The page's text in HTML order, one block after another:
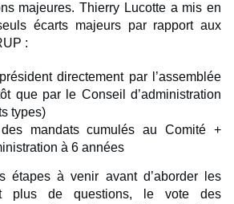
majeures. Thierry Lucotte a mis en
écarts majeurs par rapport aux
:
directement par l’assemblée
que par le Conseil d’administration
types)
mandats cumulés au Comité +
à 6 années
étapes à venir avant d’aborder les
plus de questions, le vote des